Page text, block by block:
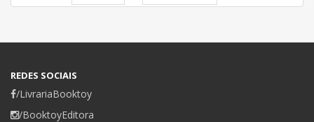
REDES SOCIAIS
/LivrariaBooktoy
/BooktoyEditora